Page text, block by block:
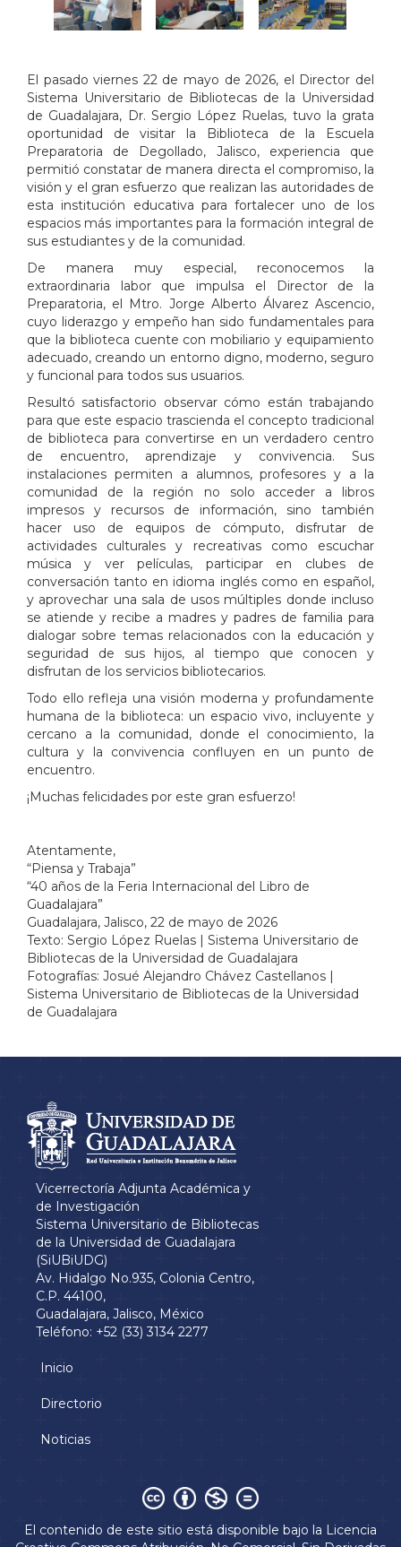
El pasado viernes 22 de mayo de 2026, el Director del
Sistema Universitario de Bibliotecas de la Universidad
de Guadalajara, Dr. Sergio López Ruelas, tuvo la grata
oportunidad de visitar la Biblioteca de la Escuela
Preparatoria de Degollado, Jalisco, experiencia que
permitió constatar de manera directa el compromiso, la
visión y el gran esfuerzo que realizan las autoridades de
esta institución educativa para fortalecer uno de los
espacios más importantes para la formación integral de
sus estudiantes y de la comunidad.
De manera muy especial, reconocemos la
extraordinaria labor que impulsa el Director de la
Preparatoria, el Mtro. Jorge Alberto Álvarez Ascencio,
cuyo liderazgo y empeño han sido fundamentales para
que la biblioteca cuente con mobiliario y equipamiento
adecuado, creando un entorno digno, moderno, seguro
y funcional para todos sus usuarios.
Resultó satisfactorio observar cómo están trabajando
para que este espacio trascienda el concepto tradicional
de biblioteca para convertirse en un verdadero centro
de encuentro, aprendizaje y convivencia. Sus
instalaciones permiten a alumnos, profesores y a la
comunidad de la región no solo acceder a libros
impresos y recursos de información, sino también
hacer uso de equipos de cómputo, disfrutar de
actividades culturales y recreativas como escuchar
música y ver películas, participar en clubes de
conversación tanto en idioma inglés como en español,
y aprovechar una sala de usos múltiples donde incluso
se atiende y recibe a madres y padres de familia para
dialogar sobre temas relacionados con la educación y
seguridad de sus hijos, al tiempo que conocen y
disfrutan de los servicios bibliotecarios.
Todo ello refleja una visión moderna y profundamente
humana de la biblioteca: un espacio vivo, incluyente y
cercano a la comunidad, donde el conocimiento, la
cultura y la convivencia confluyen en un punto de
encuentro.
¡Muchas felicidades por este gran esfuerzo!
Atentamente,
“Piensa y Trabaja”
“40 años de la Feria Internacional del Libro de
Guadalajara”
Guadalajara, Jalisco, 22 de mayo de 2026
Texto: Sergio López Ruelas | Sistema Universitario de
Bibliotecas de la Universidad de Guadalajara
Fotografías: Josué Alejandro Chávez Castellanos |
Sistema Universitario de Bibliotecas de la Universidad
de Guadalajara
Información del
portal
Vicerrectoría Adjunta Académica y
de Investigación
Sistema Universitario de Bibliotecas
de la Universidad de Guadalajara
(SiUBiUDG)
Av. Hidalgo No.935, Colonia Centro,
C.P. 44100,
Guadalajara, Jalisco, México
Teléfono: +52 (33) 3134 2277
Menú
principal
Inicio
Directorio
Noticias
El contenido de este sitio está disponible bajo la Licencia